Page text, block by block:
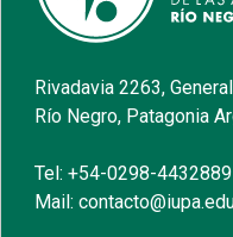
Rivadavia 2263,
Río Negro, Patagonia
Tel: +54-0298-4432889
Mail: